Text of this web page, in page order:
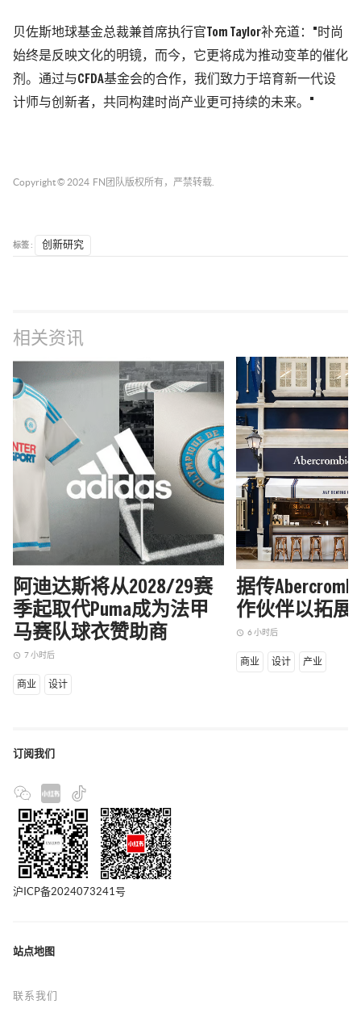
贝佐斯地球基金总裁兼首席执行官Tom Taylor补充道："时尚
始终是反映文化的明镜，而今，它更将成为推动变革的催化
剂。通过与CFDA基金会的合作，我们致力于培育新一代设
计师与创新者，共同构建时尚产业更可持续的未来。"
Copyright © 2024 FN团队 版权所有，严禁转载.
标签 : 创新研究
相关资讯
阿迪达斯将从2028/29赛
季起取代Puma成为法甲
马赛队球衣赞助商
access_time 7 小时后
商业 设计
据传
作伙伴以拓展
access_time 6 小时后
商业 设计 产业
订阅我们
沪ICP备2024073241号
站点地图
联系我们